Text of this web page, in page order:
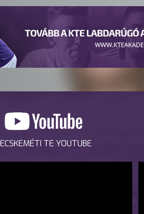
TE YOUTUBE